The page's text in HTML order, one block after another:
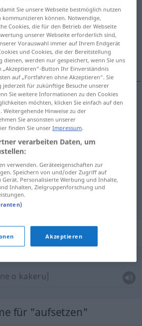
anklicken/antippen)
にする, 着陸する
Brille
Hut
suru]
suru]
für "aufsetzen"
o kakeru]
für "aufsetzen"
Sie unsere Webseite bestmöglich nutzen
können. Notwendige,
Cookies, die für den Betrieb der Webseite
unserer Webseite erforderlich sind,
Vorauswahl immer auf Ihrem Endgerät
und Cookies, die der Bereitstellung
dienen, werden nur gespeichert, wenn Sie uns
„Akzeptieren“-Button Ihr Einverständnis
auf „Fortfahren ohne Akzeptieren“. Sie
für zukünftige Besuche unserer
Sie weitere Informationen zu den Cookies
möchten, klicken Sie einfach auf den
Weitergehende Hinweise zu der
Sie ansonsten unserer
finden Sie unserImpressum.
verarbeiten Daten, um
verwenden. Geräteeigenschaften zur
Speichern von und/oder Zugriff auf
Personalisierte Werbung und Inhalte,
Inhalten, Zielgruppenforschung und
Akzeptieren